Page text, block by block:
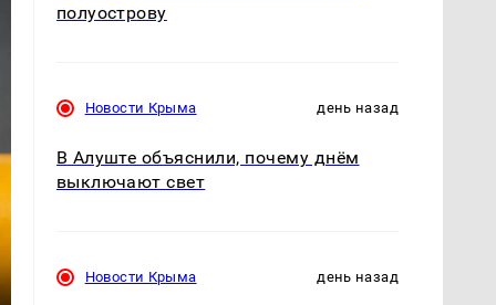
полуострову
Новости Крыма день назад
В Алуште объяснили, почему днём
выключают свет
Новости Крыма день назад